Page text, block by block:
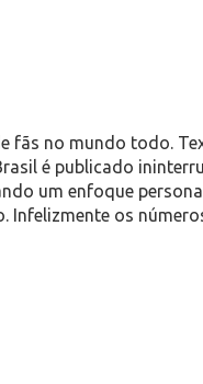
fãs no mundo todo.
é publicado
um enfoque
Infelizmente os